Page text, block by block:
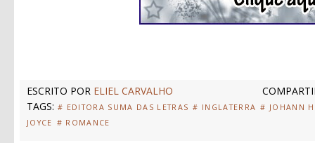
ESCRITO POR ELIEL CARVALHO
TAGS: # EDITORA SUMA DAS LETRAS # INGLATERRA # JOHANN
JOYCE # ROMANCE